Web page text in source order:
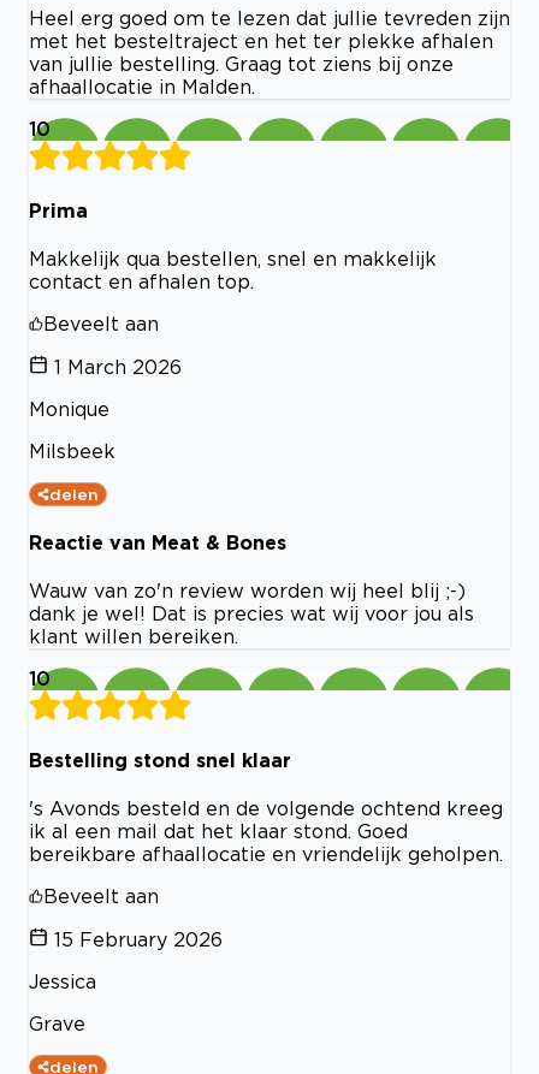
Heel erg goed om te lezen dat jullie tevreden zijn
met het besteltraject en het ter plekke afhalen
van jullie bestelling. Graag tot ziens bij onze
afhaallocatie in Malden.
10
Prima
Makkelijk qua bestellen, snel en makkelijk
contact en afhalen top.
Beveelt aan
1 March 2026
Monique
Milsbeek
delen
Reactie van Meat & Bones
Wauw van zo'n review worden wij heel blij ;-)
dank je wel! Dat is precies wat wij voor jou als
klant willen bereiken.
10
Bestelling stond snel klaar
's Avonds besteld en de volgende ochtend kreeg
ik al een mail dat het klaar stond. Goed
bereikbare afhaallocatie en vriendelijk geholpen.
Beveelt aan
15 February 2026
Jessica
Grave
delen